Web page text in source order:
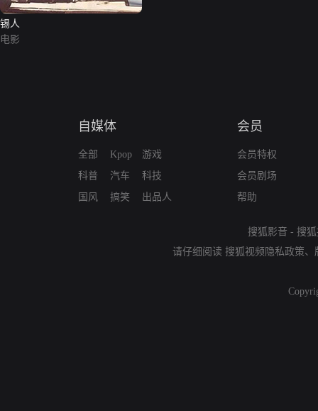
锡人
电影
自媒体
全部
科普
国风
Kpop
汽车
搞笑
游戏
科技
出品人
会员
会员特权
会员剧场
帮助
搜狐影音 - 搜
请仔细阅读 搜狐视频隐私政策、